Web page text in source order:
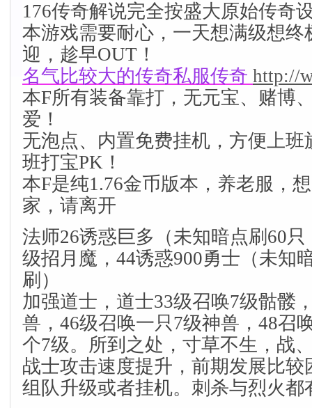
176传奇解说完全按盛大原始传奇
本游戏需要耐心，一天想满级想终
迎，趁早OUT！
名气比较大的传奇私服传奇 http://
本F所有装备靠打，无元宝、赌博
爱！
无泡点、内置免费挂机，方便上班
班打宝PK！
本F是纯1.76金币版本，养老服，
家，请离开
法师26诱惑巨多（未知暗点刷60
级招月魔，44诱惑900勇士（未知
刷）
加强道士，道士33级召唤7级骷髅
兽，46级召唤一只7级神兽，48召
个7级。所到之处，寸草不生，战
战士攻击速度提升，前期发展比较
组队升级或者挂机。刺杀与烈火都